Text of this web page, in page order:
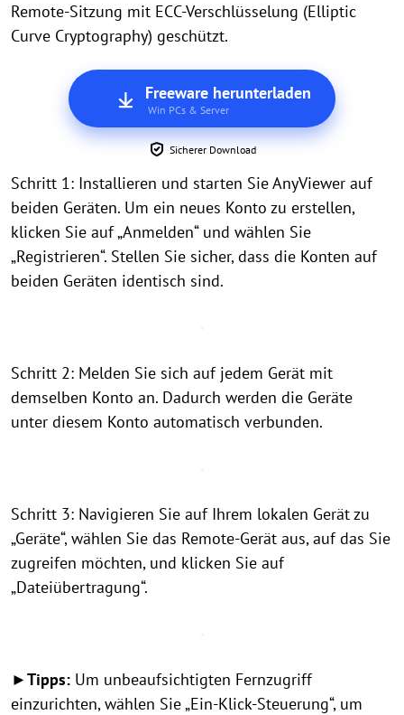
Remote-Sitzung mit ECC-Verschlüsselung (Elliptic
Curve Cryptography) geschützt.
Freeware herunterladen
Win PCs & Server
Sicherer Download
Schritt 1: Installieren und starten Sie AnyViewer auf
beiden Geräten. Um ein neues Konto zu erstellen,
klicken Sie auf „Anmelden“ und wählen Sie
„Registrieren“. Stellen Sie sicher, dass die Konten auf
beiden Geräten identisch sind.
Schritt 2: Melden Sie sich auf jedem Gerät mit
demselben Konto an. Dadurch werden die Geräte
unter diesem Konto automatisch verbunden.
Schritt 3: Navigieren Sie auf Ihrem lokalen Gerät zu
„Geräte“, wählen Sie das Remote-Gerät aus, auf das Sie
zugreifen möchten, und klicken Sie auf
„Dateiübertragung“.
►Tipps: Um unbeaufsichtigten Fernzugriff
einzurichten, wählen Sie „Ein-Klick-Steuerung“, um